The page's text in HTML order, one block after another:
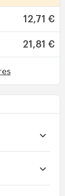
12,71 €
21,81 €